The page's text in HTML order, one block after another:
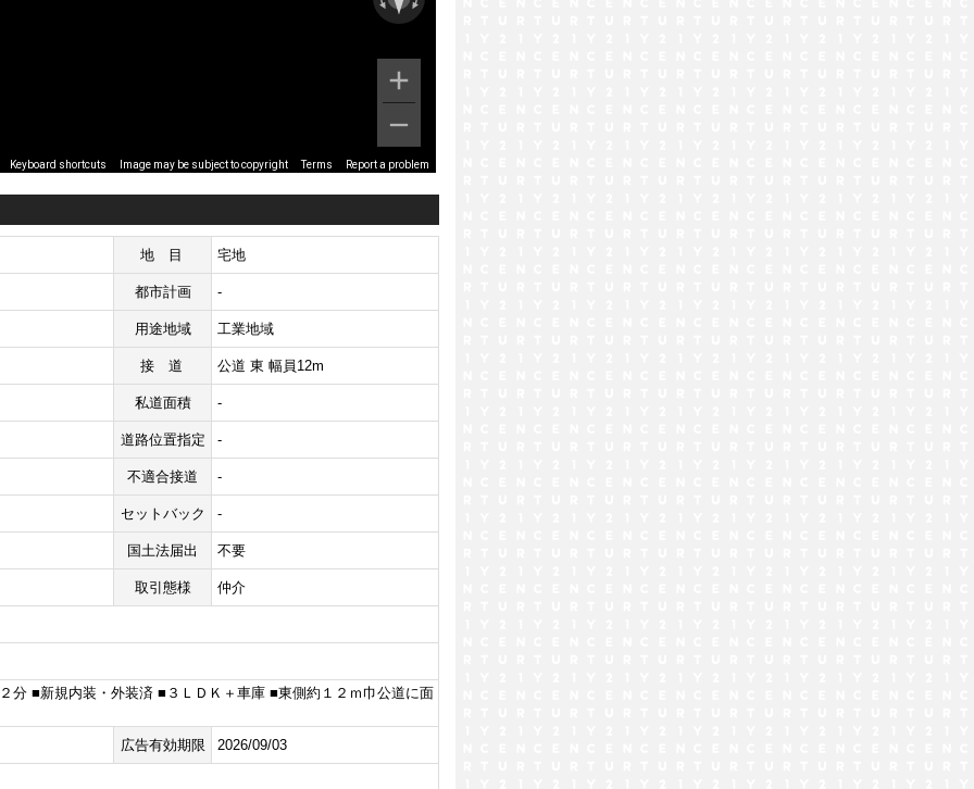
Keyboard shortcuts Image may be subject to copyright Terms Report a problem
地目 宅地
都市計画 -
用途地域 工業地域
接道 公道 東 幅員12m
私道面積 -
道路位置指定 -
不適合接道 -
セットバック -
国土法届出 不要
取引態様 仲介
分 ■新規内装・外装済 ■３ＬＤＫ＋車庫 ■東側約１２ｍ巾公道に面
広告有効期限 2026/09/03